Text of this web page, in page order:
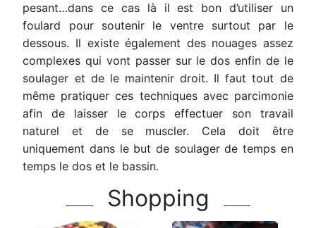
pesant…dans ce cas là il est bon d’utiliser un
foulard pour soutenir le ventre surtout par le
dessous. Il existe également des nouages assez
complexes qui vont passer sur le dos enfin de le
soulager et de le maintenir droit. Il faut tout de
même pratiquer ces techniques avec parcimonie
afin de laisser le corps effectuer son travail
naturel et de se muscler. Cela doit être
uniquement dans le but de soulager de temps en
temps le dos et le bassin.
Shopping